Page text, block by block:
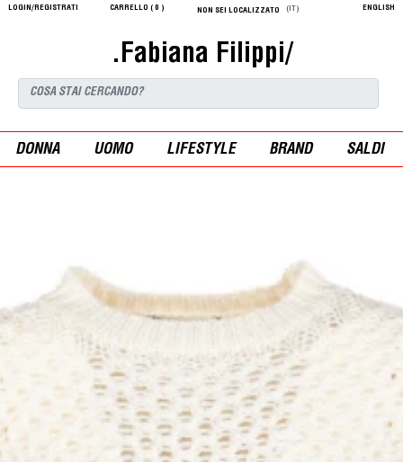
LOGIN/REGISTRATI CARRELLO ( 0 ) NON SEI LOCALIZZATO (IT) ENGLISH
.Fabiana Filippi/
DONNA UOMO LIFESTYLE BRAND SALDI